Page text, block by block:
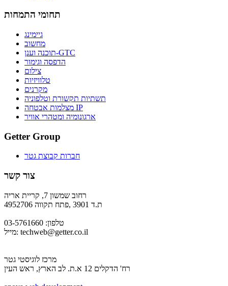
תחומי התמחות
גיימינג
מחשוב
תוכנה וענן-GTC
הדפסה וגימור
צילום
טלוויזיות
מקרנים
תשתיות תקשורת וטלפוניה
מצלמות אבטחה IP
ארגונומיה ומטהרי אוויר
Getter Group
חברות קבוצת גטר
צור קשר
רחוב שמשון 7, קריית אריה
ת.ד 3901 ,פתח תקווה 4952706
טלפון: 03-5761660
מייל: techweb@getter.co.il
מרכז לוגיסטי גטר
רח' הדקלים 12 א.ת. לב הארץ, ראש העין